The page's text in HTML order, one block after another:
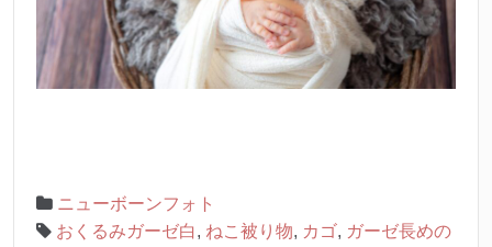
ニューボーンフォト
おくるみガーゼ白, ねこ被り物, カゴ, ガーゼ長めの